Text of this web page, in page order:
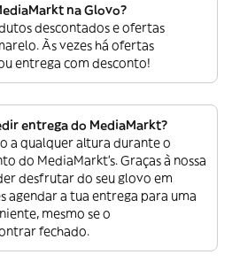
na Glovo?
descontados e ofertas
Às vezes há ofertas
entrega com desconto!
entrega do MediaMarkt?
a qualquer altura durante o
do MediaMarkt’s. Graças à nossa
desfrutar do seu glovo em
agendar a tua entrega para uma
mesmo se o
fechado.